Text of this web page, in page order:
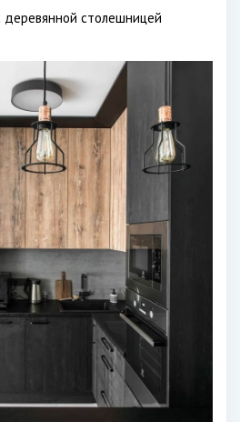
деревянной столешницей